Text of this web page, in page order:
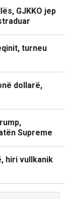
GJKKO jep
turneu
dollarë,
Supreme
hiri vullkanik